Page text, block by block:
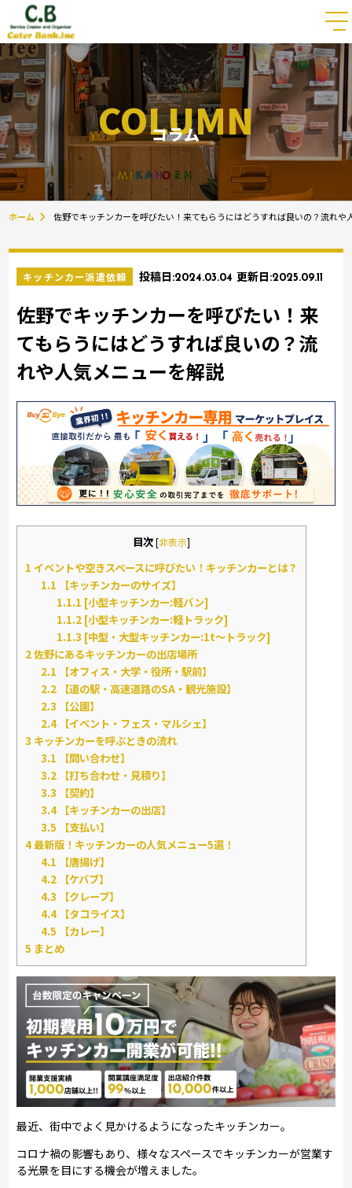
COLUMN
コラム
ホーム 佐野でキッチンカーを呼びたい！来てもらうにはどうすれば良いの？流れや
キッチンカー派遣依頼 投稿日:2024.03.04 更新日:2025.09.11
佐野でキッチンカーを呼びたい！来
てもらうにはどうすれば良いの？流
れや人気メニューを解説
目次[非表示]
1 イベントや空きスペースに呼びたい！キッチンカーとは？
1.1 【キッチンカーのサイズ】
1.1.1 [小型キッチンカー:軽バン]
1.1.2 [小型キッチンカー:軽トラック]
1.1.3 [中型・大型キッチンカー:1t～トラック]
2佐野にあるキッチンカーの出店場所
2.1 【オフィス・大学・役所・駅前】
2.2 【道の駅・高速道路のSA・観光施設】
2.3 【公園】
2.4【イベント・フェス・マルシェ】
3 キッチンカーを呼ぶときの流れ
3.1 【問い合わせ】
3.2 【打ち合わせ・見積り】
3.3 【契約】
3.4【キッチンカーの出店】
3.5 【支払い】
4最新版！キッチンカーの人気メニュー5選！
4.1 【唐揚げ】
4.2 【ケバブ】
4.3 【クレープ】
4.4【タコライス】
4.5 【カレー】
5 まとめ
最近、街中でよく見かけるようになったキッチンカー。
コロナ禍の影響もあり、様々なスペースでキッチンカーが営業す
る光景を目にする機会が増えました。